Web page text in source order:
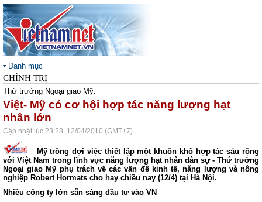
Danh mục
CHÍNH TRỊ
Thứ trưởng Ngoại giao Mỹ:
Việt- Mỹ có cơ hội hợp tác năng lượng hạt
nhân lớn
Cập nhật lúc 23:28, 12/04/2010 (GMT+7)
- Mỹ trông đợi việc thiết lập một khuôn khổ hợp tác sâu rộng
với Việt Nam trong lĩnh vực năng lượng hạt nhân dân sự - Thứ trưởng
Ngoại giao Mỹ phụ trách về các vấn đề kinh tế, năng lượng và nông
nghiệp Robert Hormats cho hay chiều nay (12/4) tại Hà Nội.
Nhiều công ty lớn sẵn sàng đầu tư vào VN